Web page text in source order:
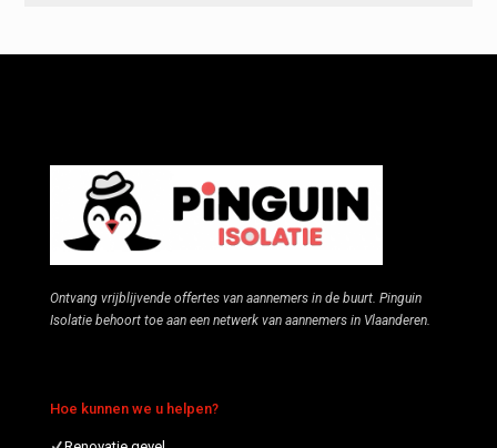
Ontvang vrijblijvende offertes van aannemers in de buurt. Pinguin
Isolatie behoort toe aan een netwerk van aannemers in Vlaanderen.
Hoe kunnen we u helpen?